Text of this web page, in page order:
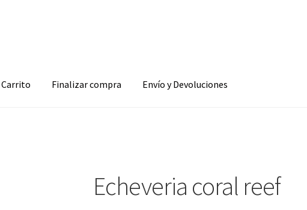
Carrito Finalizar compra Envío y Devoluciones
Echeveria coral reef